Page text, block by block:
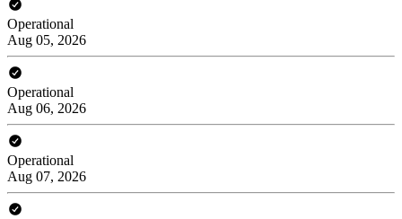
Operational
Aug 05, 2026
Operational
Aug 06, 2026
Operational
Aug 07, 2026